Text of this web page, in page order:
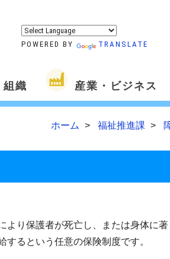
POWERED BY TRANSLATE
組織 産業・ビジネス
ホーム 福祉推進課
り保護者が死亡し、または身体に
るという任意の保険制度です。